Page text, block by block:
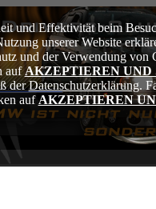
und Effektivität beim
unserer Website
und der Verwendung von
aufAKZEPTIEREN UND
derDatenschutzerklärung.
auf AKZEPTIEREN